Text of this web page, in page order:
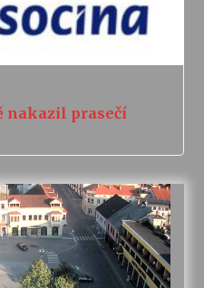
nakazil prasečí